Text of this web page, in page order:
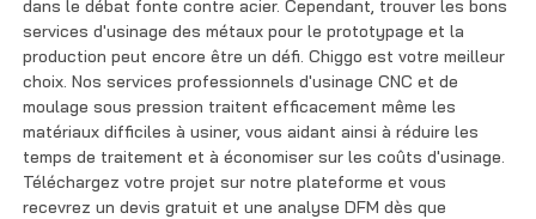
dans le débat fonte contre acier. Cependant, trouver les bons
services d'usinage des métaux pour le prototypage et la
production peut encore être un défi. Chiggo est votre meilleur
choix. Nos services professionnels d'usinage CNC et de
moulage sous pression traitent efficacement même les
matériaux difficiles à usiner, vous aidant ainsi à réduire les
temps de traitement et à économiser sur les coûts d'usinage.
Téléchargez votre projet sur notre plateforme et vous
recevrez un devis gratuit et une analyse DFM dès que